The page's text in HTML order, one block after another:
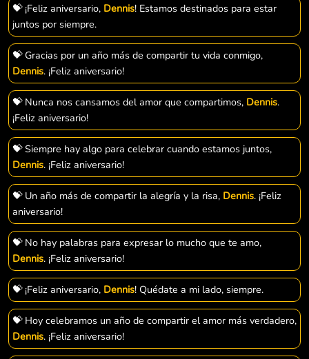
💝 ¡Feliz aniversario, Dennis! Estamos destinados para estar
juntos por siempre.
💝 Gracias por un año más de compartir tu vida conmigo,
Dennis. ¡Feliz aniversario!
💝 Nunca nos cansamos del amor que compartimos, Dennis.
¡Feliz aniversario!
💝 Siempre hay algo para celebrar cuando estamos juntos,
Dennis. ¡Feliz aniversario!
💝 Un año más de compartir la alegría y la risa, Dennis. ¡Feliz
aniversario!
💝 No hay palabras para expresar lo mucho que te amo,
Dennis. ¡Feliz aniversario!
💝 ¡Feliz aniversario, Dennis! Quédate a mi lado, siempre.
💝 Hoy celebramos un año de compartir el amor más verdadero,
Dennis. ¡Feliz aniversario!